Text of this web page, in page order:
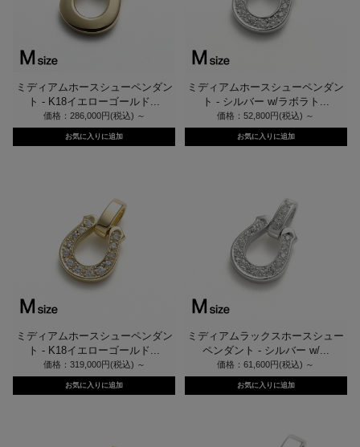
ミディアムホースシューペンダン
ト - K18イエローゴールド...
価格：286,000円(税込) ～
ミディアムホースシューペンダン
ト - シルバー w/ラボラト...
価格：52,800円(税込) ～
ミディアムホースシューペンダン
ト - K18イエローゴールド...
価格：319,000円(税込) ～
ミディアムラックスホースシュー
ペンダント - シルバー w/...
価格：61,600円(税込) ～